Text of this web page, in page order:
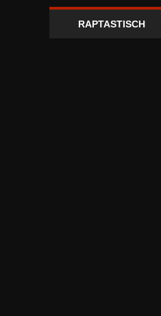
RAPTASTISCH